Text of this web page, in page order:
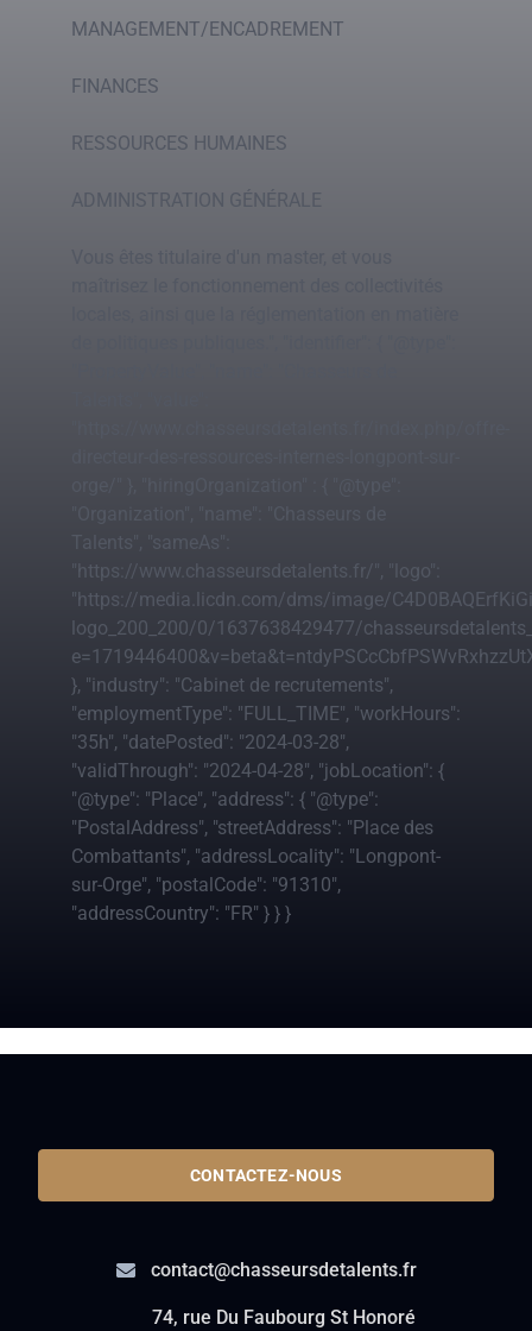
MANAGEMENT/ENCADREMENT
FINANCES
RESSOURCES HUMAINES
ADMINISTRATION GÉNÉRALE
Talents", "sameAs":
"https://www.chasseursdetalents.fr/", "logo":
"https://media.licdn.com/dms/image/
logo_200_200/0/1637638429477/
}, "industry": "Cabinet de recrutements",
"employmentType": "FULL_TIME", "workHours":
"35h", "datePosted": "2024-03-28",
"validThrough": "2024-04-28", "jobLocation": {
"@type": "Place", "address": { "@type":
"PostalAddress", "streetAddress": "Place des
Combattants", "addressLocality": "Longpont-
sur-Orge", "postalCode": "91310",
"addressCountry": "FR" } } }
CONTACTEZ-NOUS
contact@chasseursdetalents.fr
74, rue Du Faubourg St Honoré